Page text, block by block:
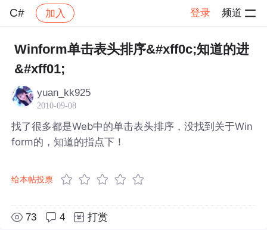
C# 加入 登录 频道
社区 帖子详情
Winform单击表头排序&#xff0c;知道的进
&#xff01;
yuan_kk925
2010-09-08
找了很多都是Web中的单击表头排序，没找到关于Win
form的，知道的指点下！
给本帖投票
73 4 打赏